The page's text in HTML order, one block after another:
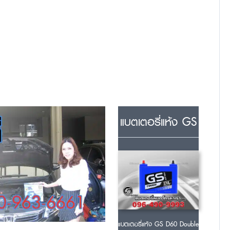
แบตเตอรี่แห้ง GS
แบตเตอรี่แห้ง GS D60 Double